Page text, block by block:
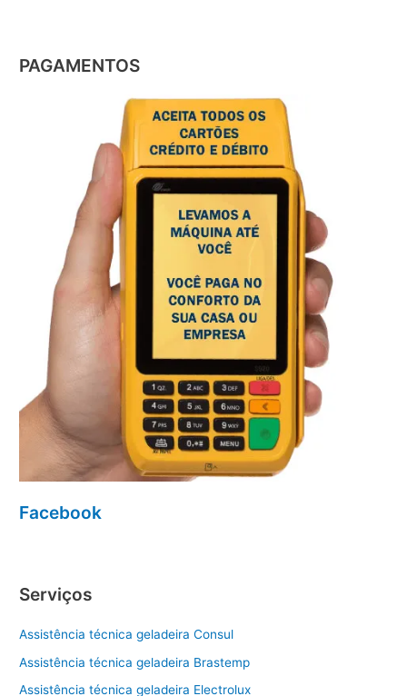
PAGAMENTOS
Facebook
Serviços
Assistência técnica geladeira Consul
Assistência técnica geladeira Brastemp
Assistência técnica geladeira Electrolux